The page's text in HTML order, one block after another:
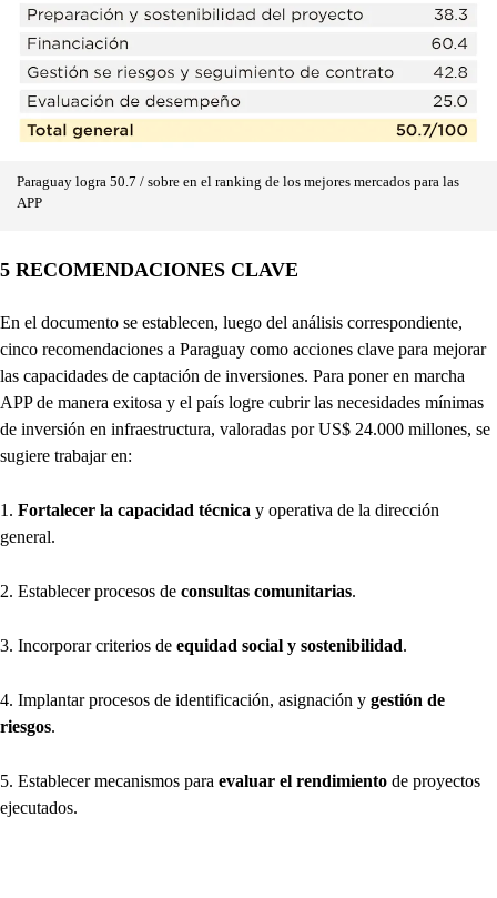
Paraguay logra 50.7 / sobre en el ranking de los mejores mercados para las
APP
5 RECOMENDACIONES CLAVE
En el documento se establecen, luego del análisis correspondiente,
cinco recomendaciones a Paraguay como acciones clave para mejorar
las capacidades de captación de inversiones. Para poner en marcha
APP de manera exitosa y el país logre cubrir las necesidades mínimas
de inversión en infraestructura, valoradas por US$ 24.000 millones, se
sugiere trabajar en:
1. Fortalecer la capacidad técnica y operativa de la dirección
general.
2. Establecer procesos de consultas comunitarias.
3. Incorporar criterios de equidad social y sostenibilidad.
4. Implantar procesos de identificación, asignación y gestión de
riesgos.
5. Establecer mecanismos para evaluar el rendimiento de proyectos
ejecutados.